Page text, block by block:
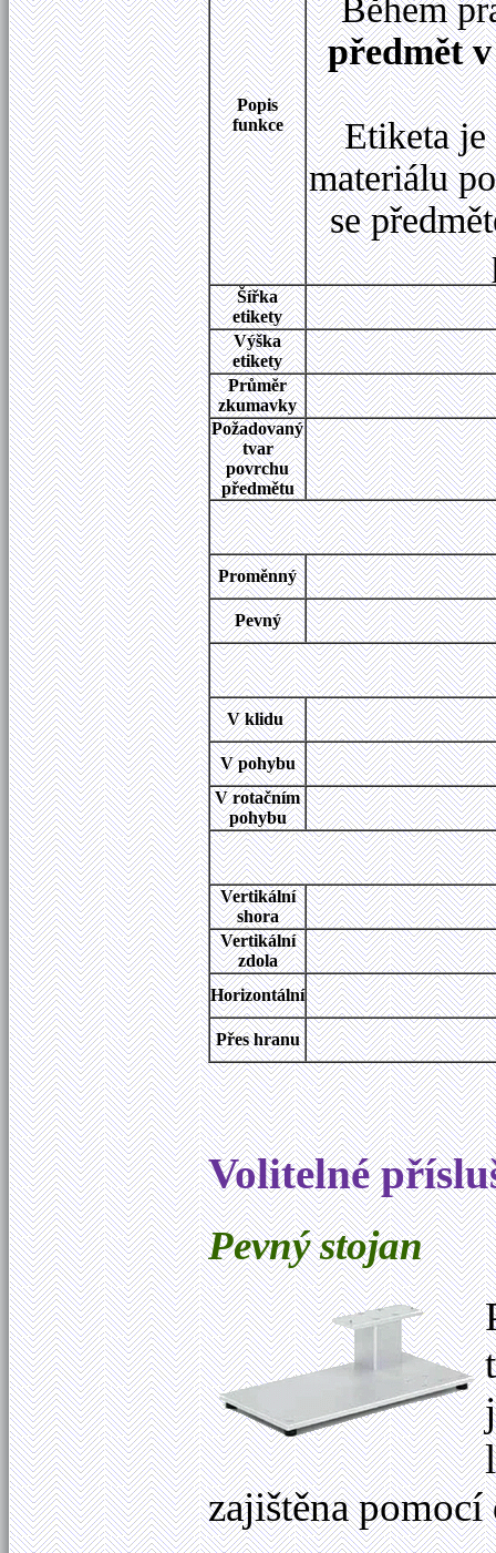
Popis
funkce
Během
předmět
Etiketa je
materiálu
se
Šířka
etikety
Výška
etikety
Průměr
zkumavky
Požadovaný
tvar
povrchu
předmětu
Proměnný
Pevný
V klidu
V pohybu
V rotačním
pohybu
Vertikální
shora
Vertikální
zdola
Horizontální
Přes hranu
Volitelné
Pevný stojan
zajištěna